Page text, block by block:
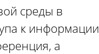
среды в
к информации
а